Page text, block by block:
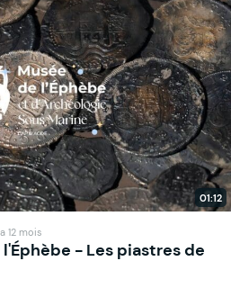
01:12
12 mois
- Les piastres de